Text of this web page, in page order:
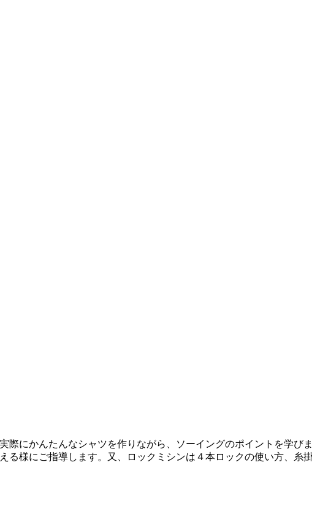
際にかんたんなシャツを作りながら、ソーイングのポイントを学び
様にご指導します。又、ロックミシンは４本ロックの使い方、糸